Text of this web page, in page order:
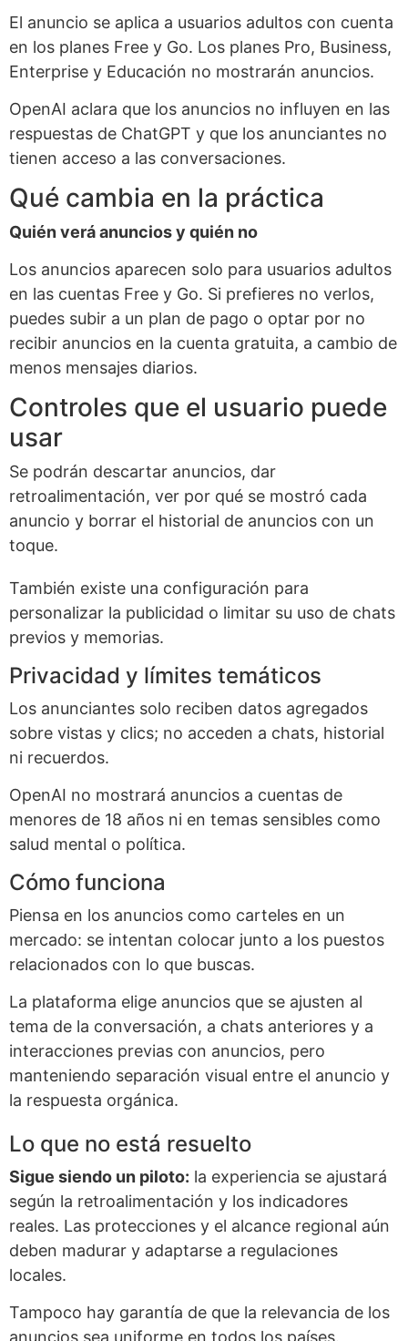
El anuncio se aplica a usuarios adultos con cuenta
en los planes Free y Go. Los planes Pro, Business,
Enterprise y Educación no mostrarán anuncios.
OpenAI aclara que los anuncios no influyen en las
respuestas de ChatGPT y que los anunciantes no
tienen acceso a las conversaciones.
Qué cambia en la práctica
Quién verá anuncios y quién no
Los anuncios aparecen solo para usuarios adultos
en las cuentas Free y Go. Si prefieres no verlos,
puedes subir a un plan de pago o optar por no
recibir anuncios en la cuenta gratuita, a cambio de
menos mensajes diarios.
Controles que el usuario puede
usar
Se podrán descartar anuncios, dar
retroalimentación, ver por qué se mostró cada
anuncio y borrar el historial de anuncios con un
toque.
También existe una configuración para
personalizar la publicidad o limitar su uso de chats
previos y memorias.
Privacidad y límites temáticos
Los anunciantes solo reciben datos agregados
sobre vistas y clics; no acceden a chats, historial
ni recuerdos.
OpenAI no mostrará anuncios a cuentas de
menores de 18 años ni en temas sensibles como
salud mental o política.
Cómo funciona
Piensa en los anuncios como carteles en un
mercado: se intentan colocar junto a los puestos
relacionados con lo que buscas.
La plataforma elige anuncios que se ajusten al
tema de la conversación, a chats anteriores y a
interacciones previas con anuncios, pero
manteniendo separación visual entre el anuncio y
la respuesta orgánica.
Lo que no está resuelto
Sigue siendo un piloto: la experiencia se ajustará
según la retroalimentación y los indicadores
reales. Las protecciones y el alcance regional aún
deben madurar y adaptarse a regulaciones
locales.
Tampoco hay garantía de que la relevancia de los
anuncios sea uniforme en todos los países.